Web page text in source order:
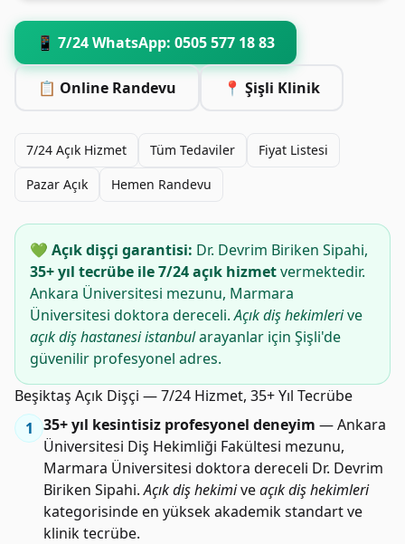
📱 7/24 WhatsApp: 0505 577 18 83
📋 Online Randevu 📍 Şişli Klinik
7/24 Açık Hizmet Tüm Tedaviler
Fiyat Listesi
Pazar Açık
Hemen Randevu
💚 Açık dişçi garantisi: Dr. Devrim Biriken Sipahi,
35+ yıl tecrübe ile 7/24 açık hizmetvermektedir.
Ankara Üniversitesi mezunu, Marmara
Üniversitesi doktora dereceli.Açık diş hekimlerive
açık diş hastanesi istanbularayanlar için Şişli'de
güvenilir profesyonel adres.
Beşiktaş Açık Dişçi — 7/24 Hizmet, 35+ Yıl Tecrübe
1 35+ yıl kesintisiz profesyonel deneyim — Ankara
Üniversitesi Diş Hekimliği Fakültesi mezunu,
Marmara Üniversitesi doktora dereceli Dr. Devrim
Biriken Sipahi.Açık diş hekimiveaçık diş hekimleri
kategorisinde en yüksek akademik standart ve
klinik tecrübe.